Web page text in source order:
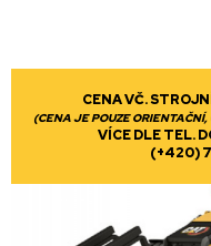
CENA VČ.
(CENA JE POUZE
VÍCE DLE TEL.
(+420)